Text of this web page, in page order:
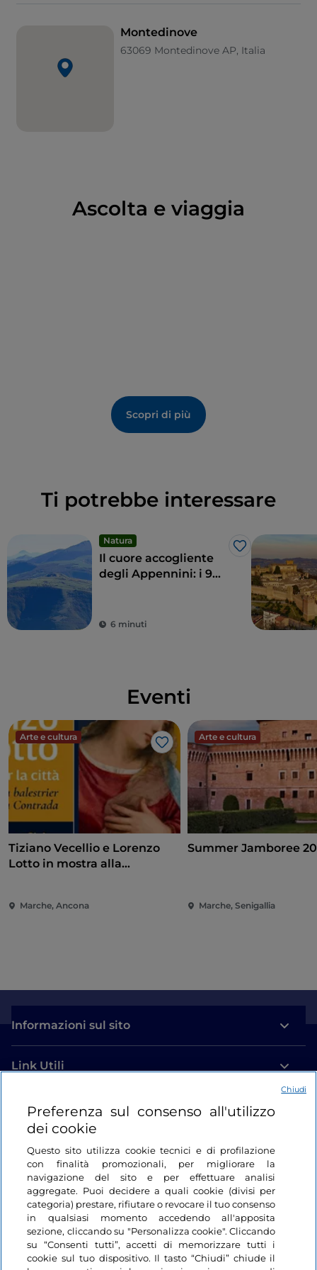
Montedinove
63069 Montedinove AP, Italia
Ascolta e viaggia
Scopri di più
Ti potrebbe interessare
Natura
Like
Il cuore accogliente
degli Appennini: i 9
6 minuti
Eventi
Arte e cultura
Like
Tiziano Vecellio e Lorenzo
Lotto in mostra alla
Marche, Ancona
Arte e cultura
Summer Jamboree
Marche, Senigallia
Informazioni sul sito
Link Utili
Login
Restiamo in contatto
Preferenza sul consenso all'utilizzo
dei cookie
Questo sito utilizza cookie tecnici e di profilazione
con finalità promozionali, per migliorare la
navigazione del sito e per effettuare analisi
aggregate. Puoi decidere a quali cookie (divisi per
categoria) prestare, rifiutare o revocare il tuo consenso
in qualsiasi momento accedendo all'apposita
sezione, cliccando su "Personalizza cookie". Cliccando
su “Consenti tutti”, accetti di memorizzare tutti i
cookie sul tuo dispositivo. Il tasto “Chiudi” chiude il
Chiudi